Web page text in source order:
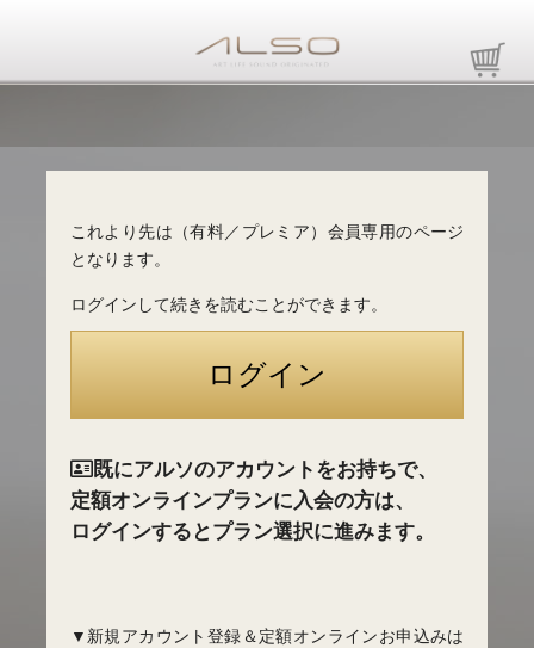
これより先は（有料／プレミア）会員専用のページ
となります。
ログインして続きを読むことができます。
既にアルソのアカウントをお持ちで、
定額オンラインプランに入会の方は、
ログインするとプラン選択に進みます。
▼新規アカウント登録＆定額オンラインお申込みは